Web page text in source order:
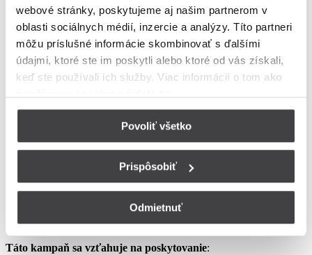
webové stránky, poskytujeme aj našim partnerom v
oblasti sociálnych médií, inzercie a analýzy. Títo partneri
môžu príslušné informácie skombinovať s ďalšími
údajmi, ktoré ste im poskytli alebo ktoré od vás získali,
keď ste používali ich služby. Viac informácií o tom ako
Povoliť všetko
Prispôsobiť
Odmietnuť
podmienkach neupravené sa riadia Zmluvou o poskytovaní verejne
dostupných služieb, vrátane všetkých jej súčastí, t.j. najmä
Všeobecných obchodných
podmienok na poskytovanie verejne dostupných služieb,
Osobitných podmienok, Tarify UPC Internet a Tarify jednorazových
služieb a iných platieb.
Ceny v týchto podmienkach kampane predstavujú mesačné
poplatky za využívanie služieb podľa týchto podmienok kampane a
sú uvedené vrátane DPH podľa aktuálne platných právnych
predpisov.
Aprílový Crazy Week – Internet samostatne – LIS
Táto kampaň sa vzťahuje na poskytovanie: